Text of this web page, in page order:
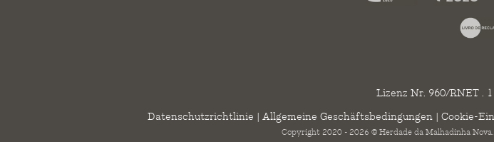
Lizenz Nr. 960/RNET .
Datenschutzrichtlinie | Allgemeine Geschäftsbedingungen | Cookie-
Copyright 2020 - 2026 © Herdade da Malhadinha